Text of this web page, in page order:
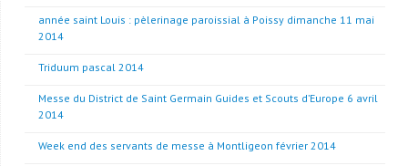
année saint Louis : pèlerinage paroissial à Poissy dimanche 11 mai
2014
Triduum pascal 2014
Messe du District de Saint Germain Guides et Scouts d’Europe 6 avril
2014
Week end des servants de messe à Montligeon février 2014